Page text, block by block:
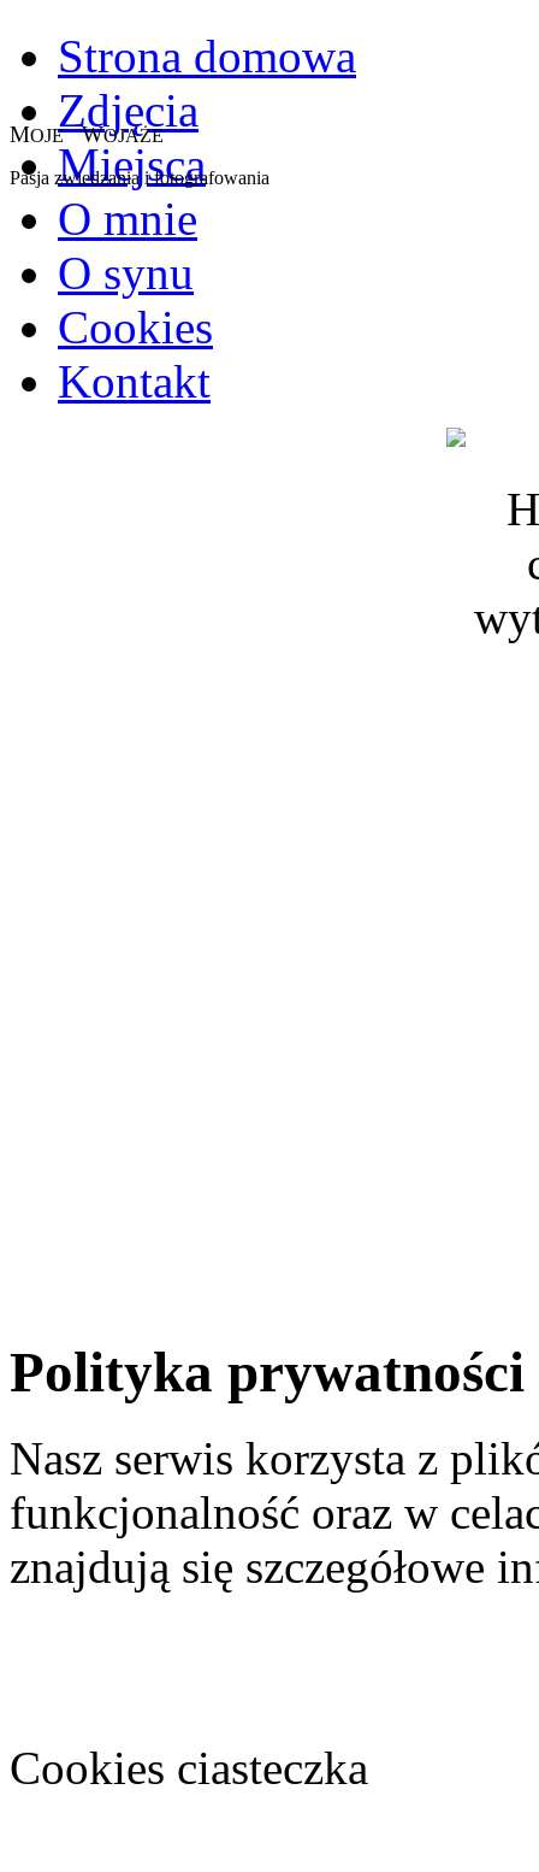
MOJE WOJAŻE
Pasja zwiedzania i fotografowania
Strona domowa
Zdjęcia
Miejsca
O mnie
O synu
Cookies
Kontakt
Polityka prywatności
Nasz serwis korzysta z
funkcjonalność oraz w
znajdują się szczegółowe
Cookies ciasteczka